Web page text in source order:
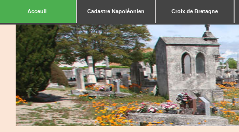
Acceuil Cadastre Napoléonien Croix de Bretagne